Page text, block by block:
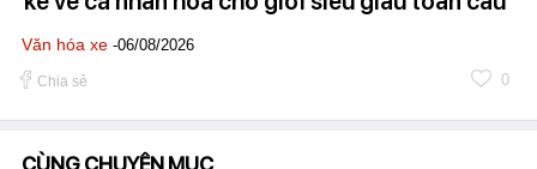
Văn hóa xe -06/08/2026
Chia sẻ 0
CÙNG CHUYÊN MỤC